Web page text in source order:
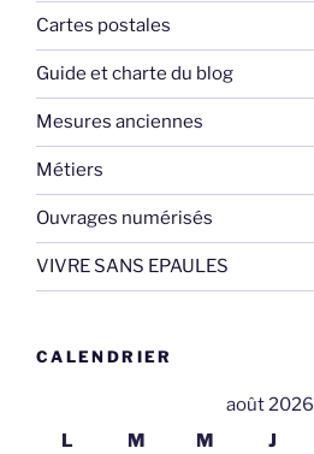
Cartes postales
Guide et charte du blog
Mesures anciennes
Métiers
Ouvrages numérisés
VIVRE SANS EPAULES
CALENDRIER
août 2026
L
M M J